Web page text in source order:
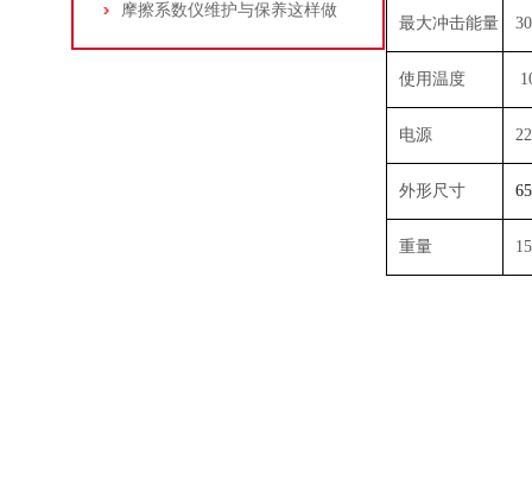
摩擦系数仪维护与保养这样做
最大冲击能量
使用温度
电源
外形尺寸
重量